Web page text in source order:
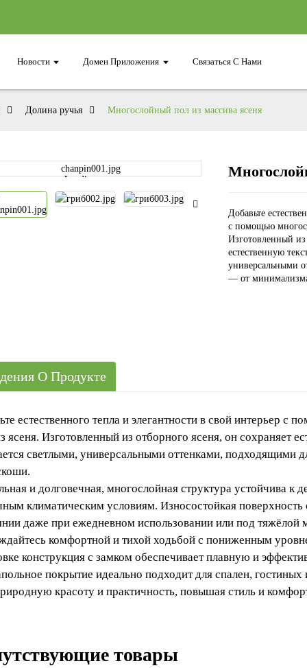
Новости Домен Приложения Связаться С Нами
Долина ручья Многослойный пол из массива ясеня
Loading...
Loading...
Добавьте
с помощью
Изготовленный из
естественную
универсальными
— от
О Продукте
естественного тепла и элегантности в свой интерьер с
ясеня. Изготовленный из отборного ясеня, он сохраняет
светлыми, универсальными оттенками, подходящими
и долговечная, многослойная структура устойчива к
климатическим условиям. Износостойкая поверхность
даже при ежедневном использовании или под тяжёлой
комфортной и тихой ходьбой с пониженным
конструкция с замком обеспечивает плавную и
покрытие идеально подходит для спален,
красоту и практичность, повышая стиль и
товары